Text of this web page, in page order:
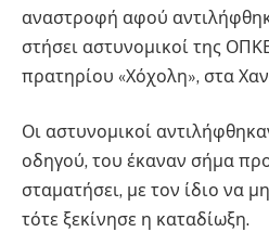
αναστροφή αφού
στήσει αστυνομικοί της
πρατηρίου «Χόχολη», στα
Οι αστυνομικοί
οδηγού, του έκαναν σήμα
σταματήσει, με τον ίδιο να
τότε ξεκίνησε η καταδίωξη.